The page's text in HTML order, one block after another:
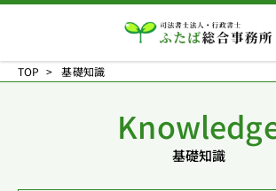
TOP 基礎知識
基礎知識